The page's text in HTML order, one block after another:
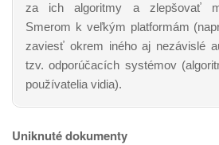
za ich algoritmy a zlepšovať
Smerom k veľkým platformám
zaviesť okrem iného aj nezávislé
tzv. odporúčacích systémov
používatelia vidia).
Uniknuté dokumenty